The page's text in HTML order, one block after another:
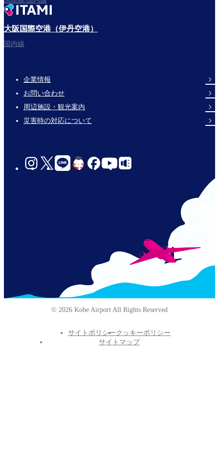
大阪国際空港（伊丹空港）
国内線
Footer
Links
企業情報
お問い合わせ
周辺施設・観光案内
災害時の対応について
social-
© 2026 Kobe Airport All Rights Reserved
サイトポリシークッキーポリシー
サイトマップ